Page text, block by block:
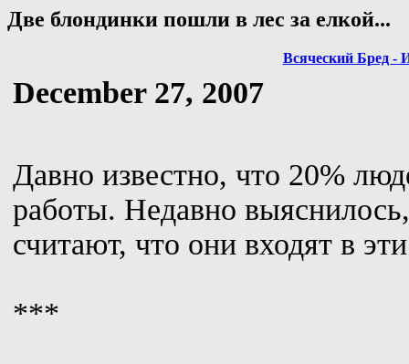
Две блондинки пошли в лес за елкой...
Всяческий Бред -
December 27, 2007
Давно известно, что 20%
работы. Недавно
считают, что они входят в
***